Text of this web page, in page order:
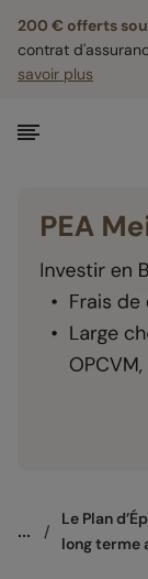
200 € offerts
contrat
savoir plus
... /
Le Plan
long terme